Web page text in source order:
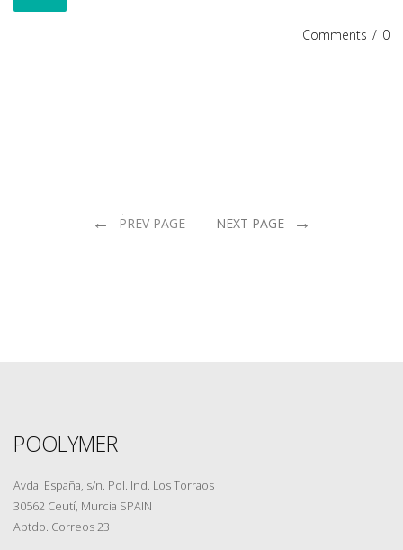
Comments / 0
← PREV PAGE NEXT PAGE →
POOLYMER
Avda. España, s/n. Pol. Ind. Los Torraos
30562 Ceutí, Murcia SPAIN
Aptdo. Correos 23